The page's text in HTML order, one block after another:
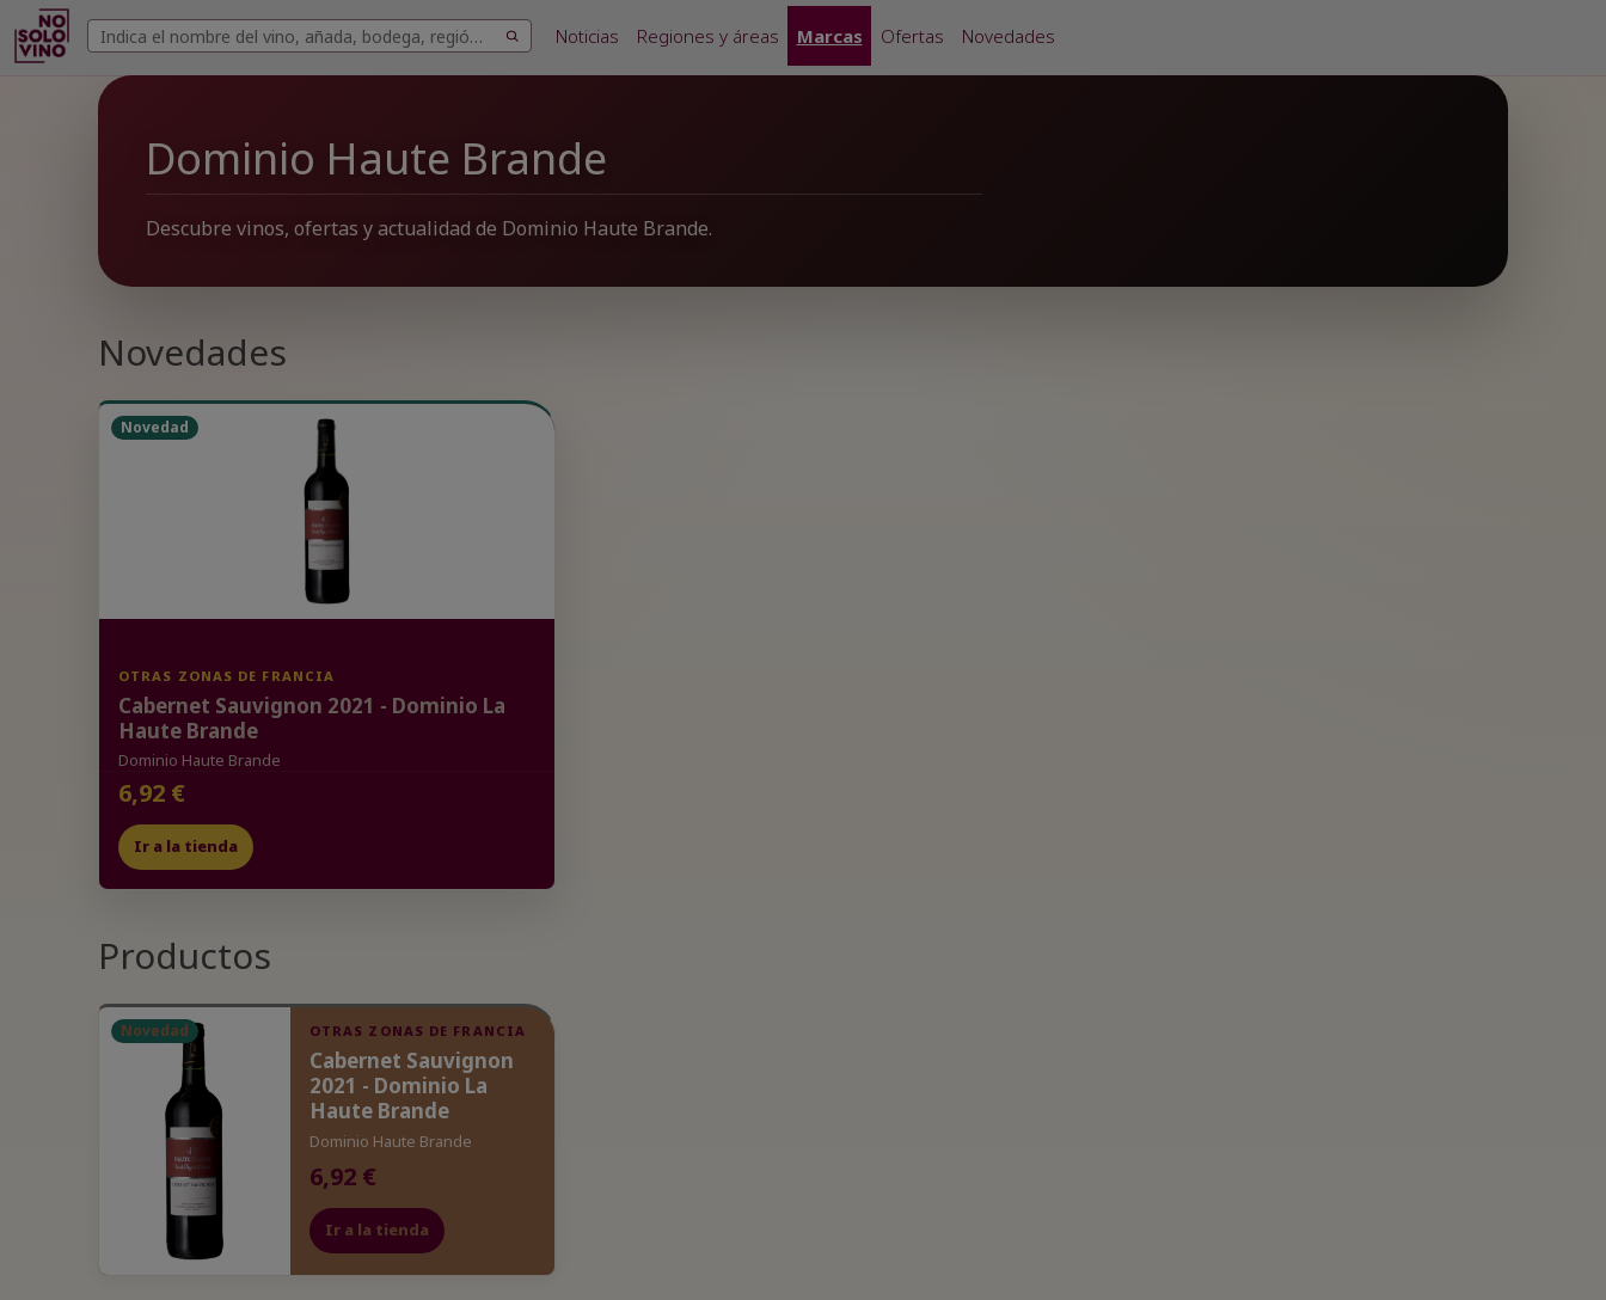
Buscar
vinos
Buscar Noticias Regiones y áreas Marcas Ofertas Novedades
Dominio Haute Brande
Descubre vinos, ofertas y actualidad de Dominio Haute Brande.
Novedades
Novedad
OTRAS ZONAS DE FRANCIA
Cabernet Sauvignon 2021 - Dominio La
Haute Brande
Dominio Haute Brande
6,92 €
Ir a la tienda
Productos
Novedad OTRAS ZONAS DE FRANCIA
Cabernet Sauvignon
2021 - Dominio La
Haute Brande
Dominio Haute Brande
6,92 €
Ir a la tienda